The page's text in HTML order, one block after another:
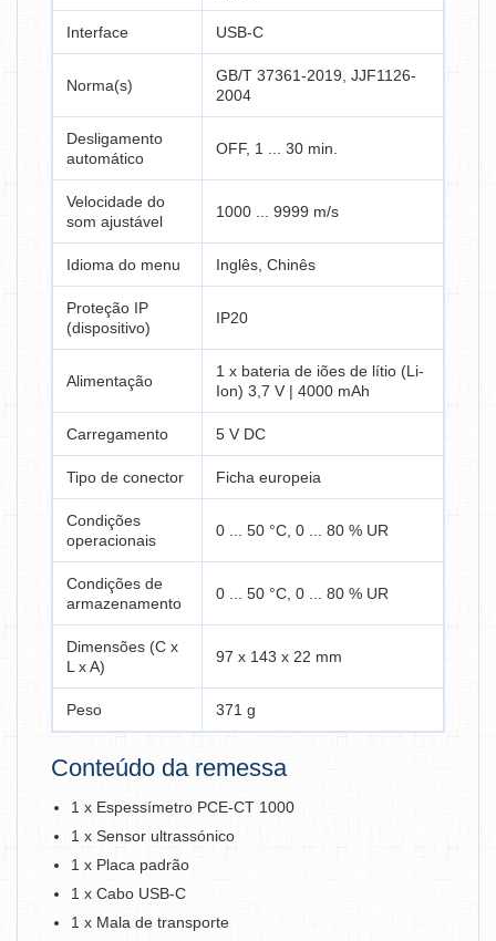
Interface USB-C
Norma(s)
GB/T 37361-2019, JJF1126-
2004
Desligamento
automático
OFF, 1 ... 30 min.
Velocidade do
som ajustável
1000 ... 9999 m/s
Idioma do menu Inglês, Chinês
Proteção IP
(dispositivo)
IP20
Alimentação
1 x bateria de iões de lítio (Li-
Ion) 3,7 V | 4000 mAh
Carregamento 5 V DC
Tipo de conector Ficha europeia
Condições
operacionais
0 ... 50 °C, 0 ... 80 % UR
Condições de
armazenamento
0 ... 50 °C, 0 ... 80 % UR
Dimensões (C x
L x A)
97 x 143 x 22 mm
Peso 371 g
Conteúdo da remessa
1 x Espessímetro PCE-CT 1000
1 x Sensor ultrassónico
1 x Placa padrão
1 x Cabo USB-C
1 x Mala de transporte